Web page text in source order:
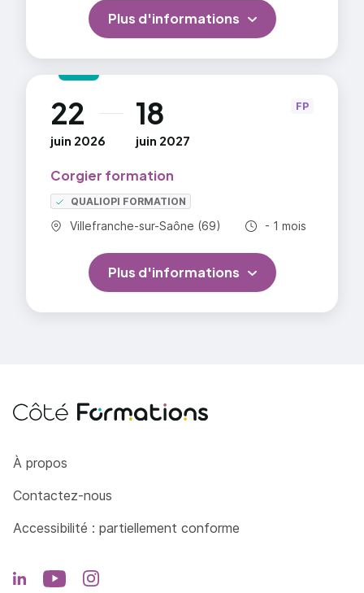
Plus d'informations
22
juin 2026
au 18
juin 2027
Corgier formation
QUALIOPI FORMATION
Commune :
Villefranche-sur-Saône (69) Durée totale :
- 1 mois
FP
Plus d'informations
Côté Formations
À propos
Contactez-nous
Accessibilité : partiellement conforme